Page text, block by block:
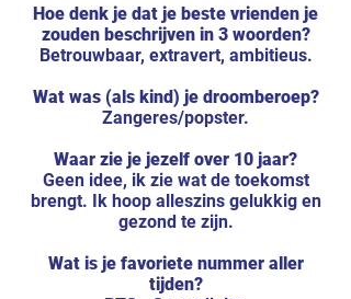
Hoe denk je dat je beste vrienden je
zouden beschrijven in 3 woorden?
Betrouwbaar, extravert, ambitieus.
Wat was (als kind) je droomberoep?
Zangeres/popster.
Waar zie je jezelf over 10 jaar?
Geen idee, ik zie wat de toekomst
brengt. Ik hoop alleszins gelukkig en
gezond te zijn.
Wat is je favoriete nummer aller
tijden?